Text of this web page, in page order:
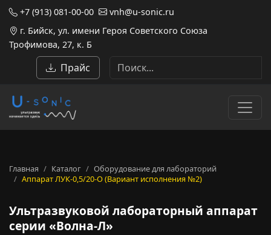
+7 (913) 081-00-00
vnh@u-sonic.ru
г. Бийск, ул. имени Героя Советского Союза
Трофимова, 27, к. Б
Прайс
Главная Каталог
Оборудование для лабораторий
Аппарат ЛУК-0,5/20-О (Вариант исполнения №2)
Ультразвуковой
Ультразвуковой лабораторный аппарат
серии «Волна-Л»